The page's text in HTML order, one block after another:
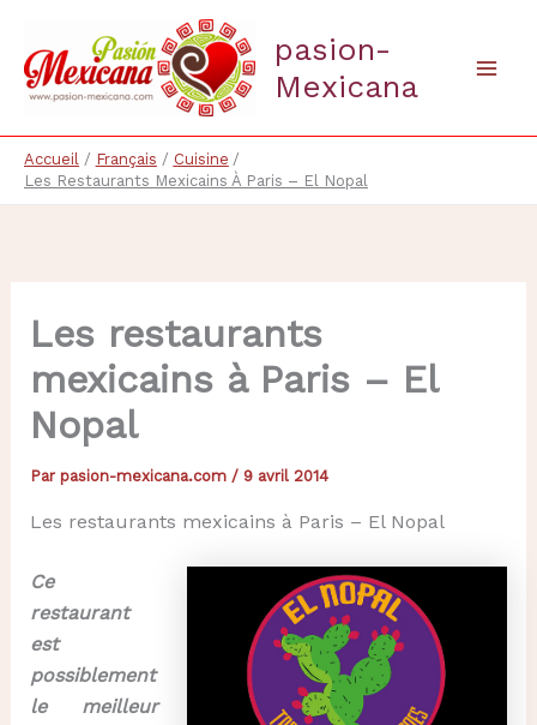
contenu
pasion-
Mexicana
Accueil Français
Cuisine
Les Restaurants Mexicains À Paris – El Nopal
Les restaurants
mexicains à Paris – El
Nopal
Par pasion-mexicana.com / 9 avril 2014
Les restaurants mexicains à Paris – El Nopal
Ce
restaurant
est
possiblement
le meilleur